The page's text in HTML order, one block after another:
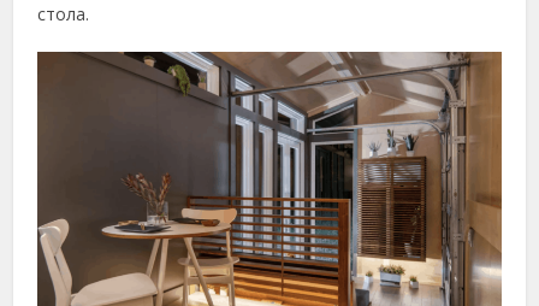
стола.